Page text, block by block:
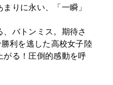
りに永い、「一瞬」
バトンミス。期待さ
利を逃した高校女子陸
る！圧倒的感動を呼